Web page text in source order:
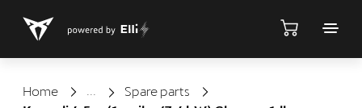
Home ShopSpare parts